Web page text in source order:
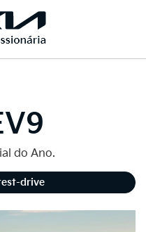
do Ano.
drive